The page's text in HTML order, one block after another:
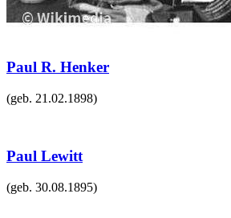
Paul R. Henker
(geb. 21.02.1898)
Paul Lewitt
(geb. 30.08.1895)